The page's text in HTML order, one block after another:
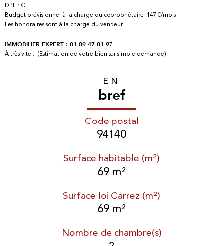
DPE : C
Budget prévisionnel à la charge du copropriétaire :147 €/mois
Les honoraires sont à la charge du vendeur.
IMMOBILIER EXPERT : 01 89 47 01 97
À très vite... (Estimation de votre bien sur simple demande)
EN
bref
Code postal
94140
Surface habitable (m²)
69 m²
Surface loi Carrez (m²)
69 m²
Nombre de chambre(s)